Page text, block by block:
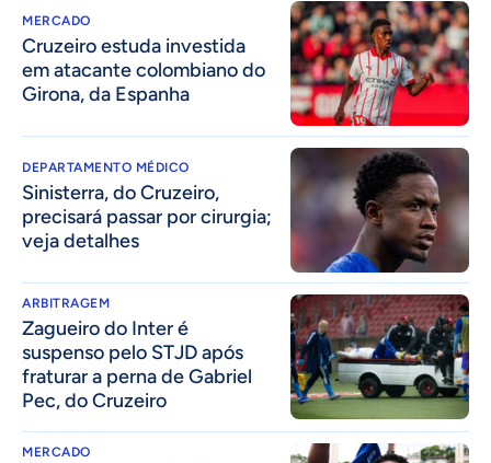
MERCADO
Cruzeiro estuda investida
em atacante colombiano do
Girona, da Espanha
DEPARTAMENTO MÉDICO
Sinisterra, do Cruzeiro,
precisará passar por cirurgia;
veja detalhes
ARBITRAGEM
Zagueiro do Inter é
suspenso pelo STJD após
fraturar a perna de Gabriel
Pec, do Cruzeiro
MERCADO